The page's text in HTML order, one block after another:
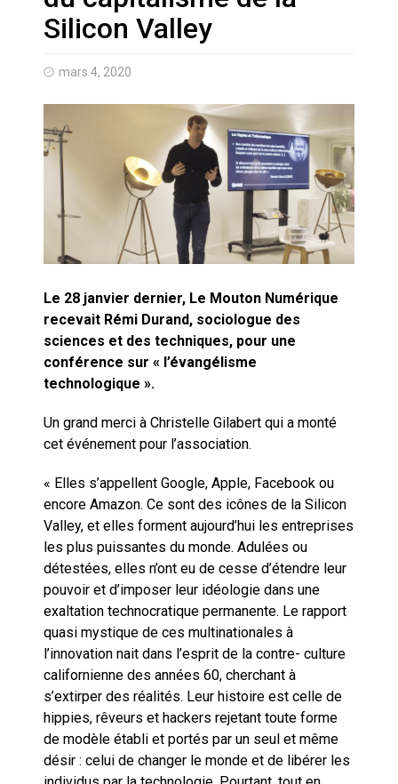
Artemis II : objectif nul
Quand Mistral veut moraliser le
Commentaire sur la polémique
des perroquets
Les syndicats, (tout) contre l’IA
En Seine-et-Marne, le projet de
Campus IA doit sortir des
le gigantisme états-unien »
Addendum sur les machines à
laver, et l’intelligence artificielle
La vaste blague du macronisme
crypto-spatial
Silicon Valley
mars 4, 2020
Le 28 janvier dernier, Le Mouton Numérique
recevait Rémi Durand, sociologue des
sciences et des techniques, pour une
conférence sur « l’évangélisme
technologique ».
Un grand merci à Christelle Gilabert qui a monté
cet événement pour l’association.
« Elles s’appellent Google, Apple, Facebook ou
encore Amazon. Ce sont des icônes de la Silicon
Valley, et elles forment aujourd’hui les entreprises
les plus puissantes du monde. Adulées ou
détestées, elles n’ont eu de cesse d’étendre leur
pouvoir et d’imposer leur idéologie dans une
exaltation technocratique permanente. Le rapport
quasi mystique de ces multinationales à
l’innovation nait dans l’esprit de la contre- culture
californienne des années 60, cherchant à
s’extirper des réalités. Leur histoire est celle de
hippies, rêveurs et hackers rejetant toute forme
de modèle établi et portés par un seul et même
désir : celui de changer le monde et de libérer les